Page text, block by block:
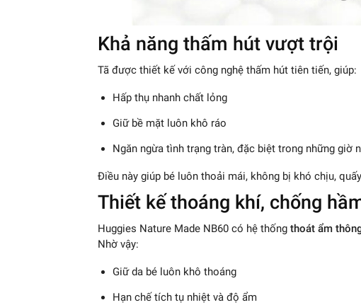
Khả năng thấm hút vượt trội
Tã được thiết kế với công nghệ thấm hút tiên tiến, giúp:
Hấp thụ nhanh chất lỏng
Giữ bề mặt luôn khô ráo
Ngăn ngừa tình trạng tràn, đặc biệt trong những giờ
Điều này giúp bé luôn thoải mái, không bị khó chịu,
Thiết kế thoáng khí, chống
Huggies Nature Made NB60 có hệ thống thoát ẩm
Nhờ vậy:
Giữ da bé luôn khô thoáng
Hạn chế tích tụ nhiệt và độ ẩm